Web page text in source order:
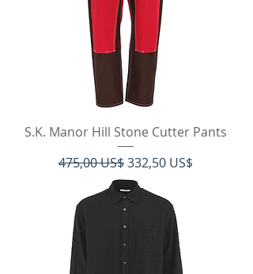
S.K. Manor Hill Stone Cutter Pants
Regulær pris
475,00 US$Salgspris
332,50 US$